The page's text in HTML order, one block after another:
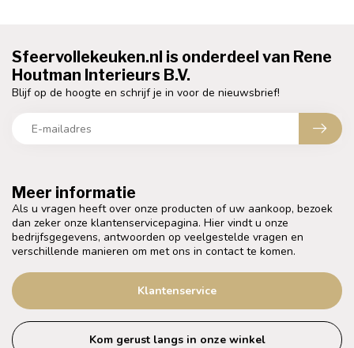
Meer informatie
Als u vragen heeft over onze producten of uw aankoop, bezoek
dan zeker onze klantenservicepagina. Hier vindt u onze
bedrijfsgegevens, antwoorden op veelgestelde vragen en
verschillende manieren om met ons in contact te komen.
Klantenservice
Kom gerust langs in onze winkel
Sfeervollekeuken.nl is onderdeel van Rene
Houtman Interieurs B.V.
Blijf op de hoogte en schrijf je in voor de nieuwsbrief!